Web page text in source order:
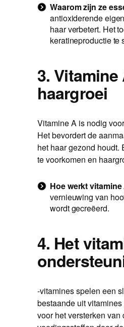
Waarom zijn ze
antioxiderende
haar verbetert. Het
keratineproductie te
3.
haargroei
Vitamine A is nodig
Het bevordert de
het haar gezond
te voorkomen en
Hoe werkt vitamine
vernieuwing van
wordt gecreëerd.
4. Het
-vitamines spelen een
bestaande uit
voor het versterken